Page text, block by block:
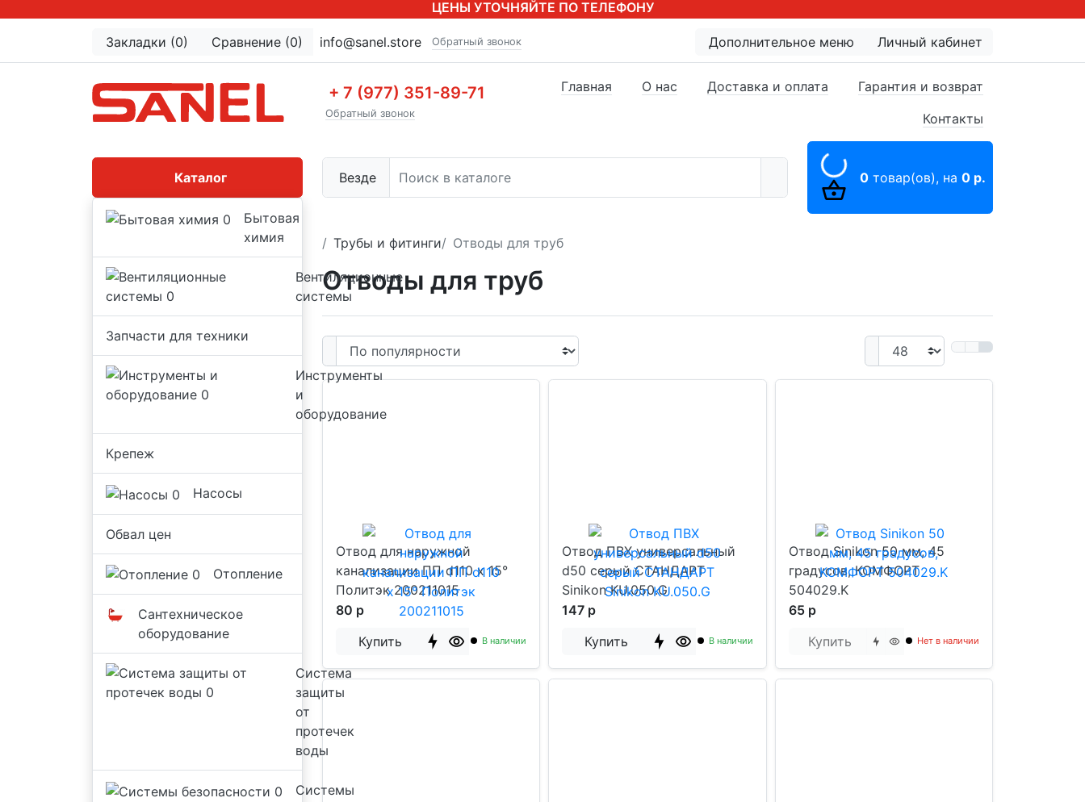
ЦЕНЫ УТОЧНЯЙТЕ ПО ТЕЛЕФОНУ
Закладки (0) Сравнение (0) info@sanel.store Обратный звонок Дополнительное меню Личный кабинет
+ 7 (977) 351-89-71
Обратный звонок
Везде
Главная О нас Доставка и оплата
Гарантия и возврат
Контакты
0 товар(ов), на 0 р.
Каталог
Бытовая
химия
Вентиляционные
системы
Запчасти для техники
Инструменты
и
оборудование
Крепеж
Насосы
Обвал цен
Отопление
Сантехническое
оборудование
Система
защиты
от
протечек
воды
Системы
Трубы и фитинги Отводы для труб
Отводы для труб
Отвод для наружной
канализации ПП d110 х 15°
Политэк 200211015
80 р
Купить
В наличии
Отвод ПВХ универсальный
d50 серый СТАНДАРТ
Sinikon KU.050.G
147 р
Купить
В наличии
Отвод Sinikon 50 мм, 45
градусов, КОМФОРТ
504029.K
65 р
Купить
Нет в наличии